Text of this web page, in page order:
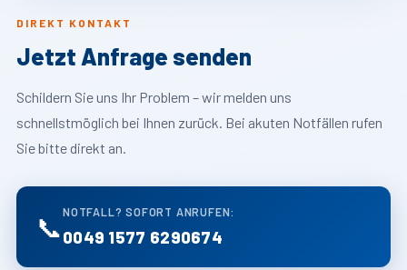
DIREKT KONTAKT
Jetzt Anfrage senden
Schildern Sie uns Ihr Problem – wir melden uns
schnellstmöglich bei Ihnen zurück. Bei akuten Notfällen rufen
Sie bitte direkt an.
📞 NOTFALL? SOFORT ANRUFEN:
0049 1577 6290674